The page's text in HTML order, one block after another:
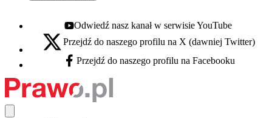
Youtube - otwiera się w nowej karcie
Odwiedź nasz kanał w serwisie YouTube
X - otwiera się w nowej karcie
Przejdź do naszego profilu na X (dawniej Twitter)
Facebook - otwiera się w nowej karcie
Przejdź do naszego profilu na Facebooku